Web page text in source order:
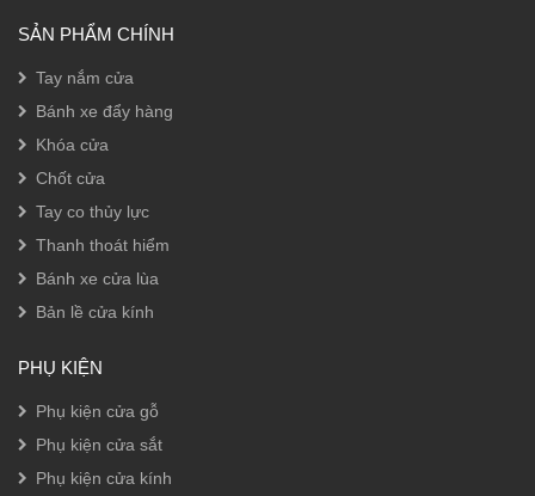
SẢN PHẨM CHÍNH
Tay nắm cửa
Bánh xe đẩy hàng
Khóa cửa
Chốt cửa
Tay co thủy lực
Thanh thoát hiểm
Bánh xe cửa lùa
Bản lề cửa kính
PHỤ KIỆN
Phụ kiện cửa gỗ
Phụ kiện cửa sắt
Phụ kiện cửa kính